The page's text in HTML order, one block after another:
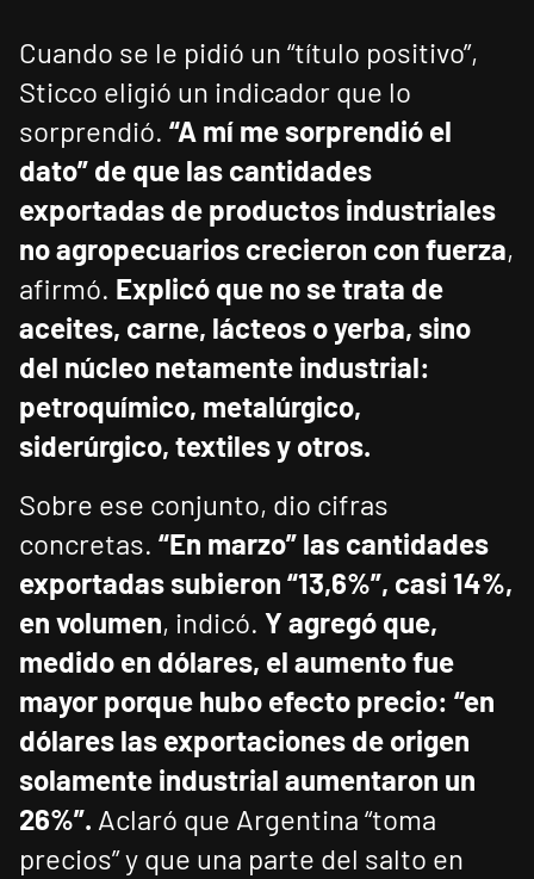
Cuando se le pidió un “título positivo”,
Sticco eligió un indicador que lo
sorprendió. “A mí me sorprendió el
dato” de que las cantidades
exportadas de productos industriales
no agropecuarios crecieron con fuerza,
afirmó. Explicó que no se trata de
aceites, carne, lácteos o yerba, sino
del núcleo netamente industrial:
petroquímico, metalúrgico,
siderúrgico, textiles y otros.
Sobre ese conjunto, dio cifras
concretas. “En marzo” las cantidades
exportadas subieron “13,6%”, casi 14%,
en volumen, indicó. Y agregó que,
medido en dólares, el aumento fue
mayor porque hubo efecto precio: “en
dólares las exportaciones de origen
solamente industrial aumentaron un
26%”. Aclaró que Argentina “toma
precios” y que una parte del salto en